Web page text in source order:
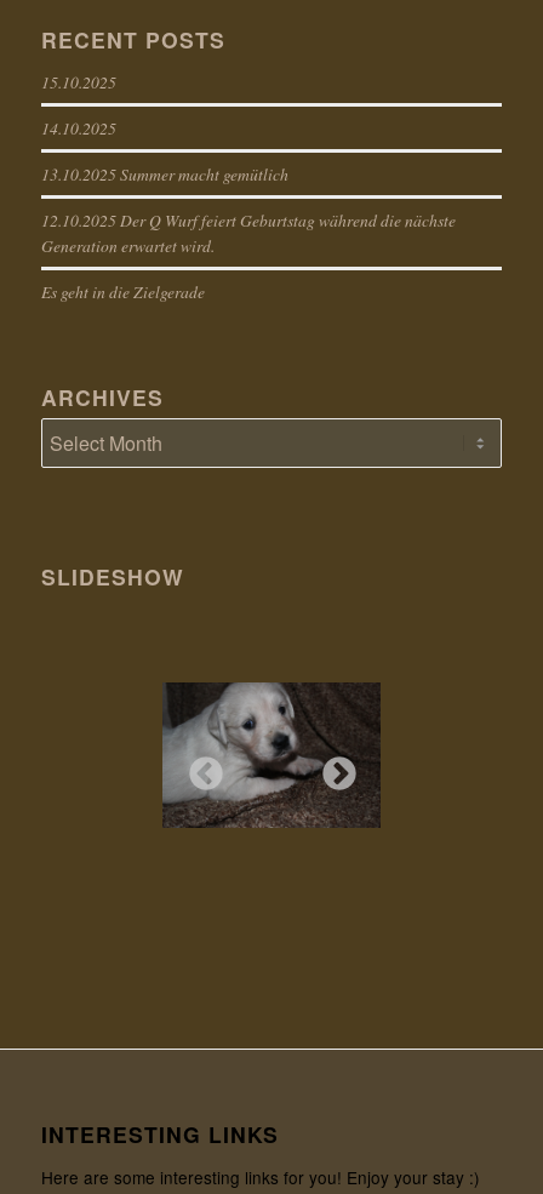
RECENT POSTS
15.10.2025
14.10.2025
13.10.2025 Summer macht gemütlich
12.10.2025 Der Q Wurf feiert Geburtstag während die nächste
Generation erwartet wird.
Es geht in die Zielgerade
ARCHIVES
SLIDESHOW
INTERESTING LINKS
Here are some interesting links for you! Enjoy your stay :)